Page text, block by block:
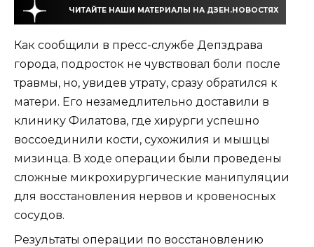
ЧИТАЙТЕ НАШИ МАТЕРИАЛЫ НА ДЗЕН.НОВОСТЯХ
Как сообщили в пресс-службе Депздрава
города, подросток не чувствовал боли после
травмы, но, увидев утрату, сразу обратился к
матери. Его незамедлительно доставили в
клинику Филатова, где хирурги успешно
воссоединили кости, сухожилия и мышцы
мизинца. В ходе операции были проведены
сложные микрохирургические манипуляции
для восстановления нервов и кровеносных
сосудов.
Результаты операции по восстановлению